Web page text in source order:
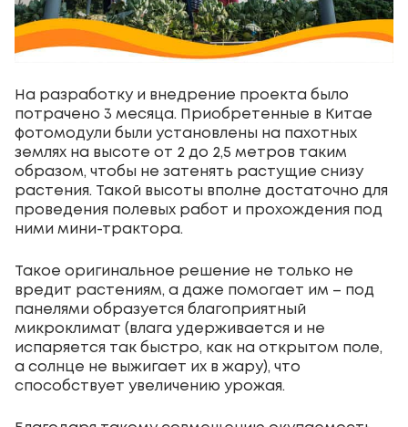
На разработку и внедрение проекта было
потрачено 3 месяца. Приобретенные в Китае
фотомодули были установлены на пахотных
землях на высоте от 2 до 2,5 метров таким
образом, чтобы не затенять растущие снизу
растения. Такой высоты вполне достаточно для
проведения полевых работ и прохождения под
ними мини-трактора.
Такое оригинальное решение не только не
вредит растениям, а даже помогает им – под
панелями образуется благоприятный
микроклимат (влага удерживается и не
испаряется так быстро, как на открытом поле,
а солнце не выжигает их в жару), что
способствует увеличению урожая.